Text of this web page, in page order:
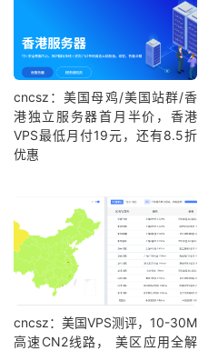
cncsz：美国母鸡/美国站群/香
港独立服务器首月半价，香港
VPS最低月付19元，还有8.5折
优惠
cncsz：美国VPS测评，10-30M
高速CN2线路， 美区应用全解